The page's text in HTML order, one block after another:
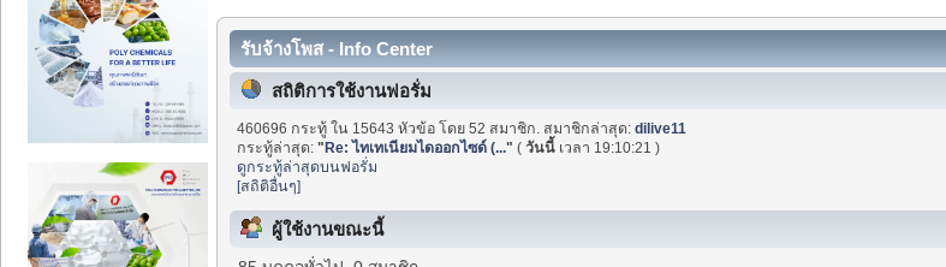
รับจ้างโพส - Info Center
สถิติการใช้งานฟอรั่ม
460696 กระทู้ ใน 15643 หัวข้อ โดย 52 สมาชิก. สมาชิกล่าสุด:dilive11
กระทู้ล่าสุด:"Re: ไทเทเนียมไดออกไซด์ (..." (วันนี้ เวลา 19:10:21 )
ดูกระทู้ล่าสุดบนฟอรั่ม
[สถิติอื่นๆ]
ผู้ใช้งานขณะนี้